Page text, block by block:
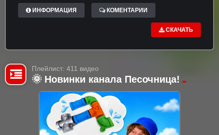
ИНФОРМАЦИЯ КОМЕНТАРИИ
СКАЧАТЬ
Плейлист: 411 видео
🌞 Новинки канала Песочница!